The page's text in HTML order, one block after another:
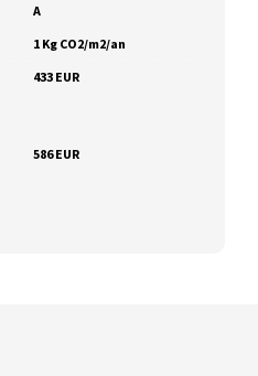
A
1 Kg CO2/m2/an
433 EUR
586 EUR